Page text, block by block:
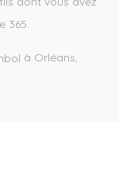
365.
à Orléans,